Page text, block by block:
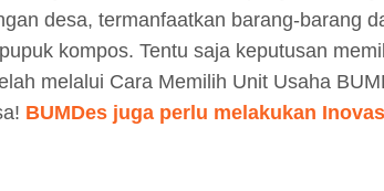
desa, termanfaatkan barang-barang
kompos. Tentu saja keputusan
melalui Cara Memilih Unit Usaha
BUMDes juga perlu melakukan